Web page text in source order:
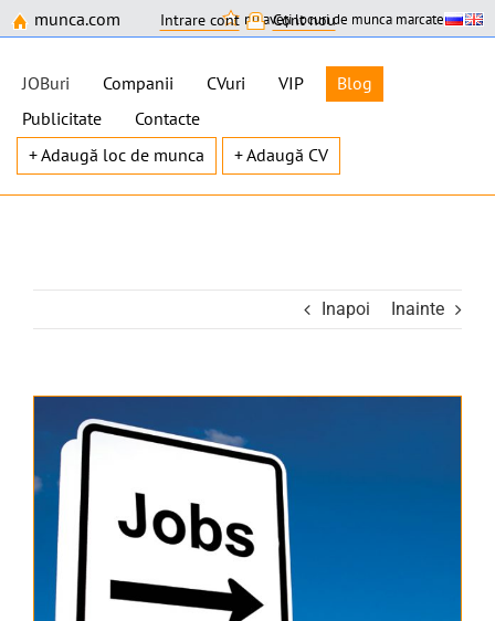
munca.com Intrare cont Cont nou
nu aveți locuri de munca marcate
JOBuri Companii CVuri VIP
Blog
Publicitate
Contacte
+ Adaugă loc de munca
+ Adaugă CV
content
Inapoi Inainte
Larger
Image